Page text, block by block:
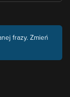
frazy. Zmień